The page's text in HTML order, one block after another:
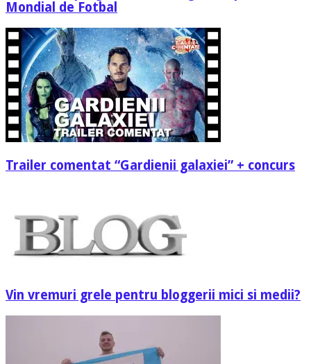
Mondial de Fotbal
Trailer comentat “Gardienii galaxiei” + concurs
Vin vremuri grele pentru bloggerii mici si medii?